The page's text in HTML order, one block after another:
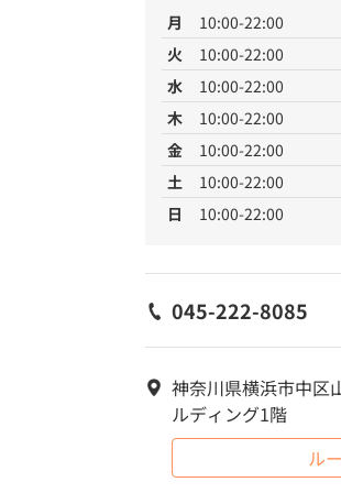
月
10:00-22:00
火
10:00-22:00
水
10:00-22:00
木
10:00-22:00
金
10:00-22:00
土
10:00-22:00
日
10:00-22:00
045-222-8085
神奈川県横浜市中区
ルディング1階
ル